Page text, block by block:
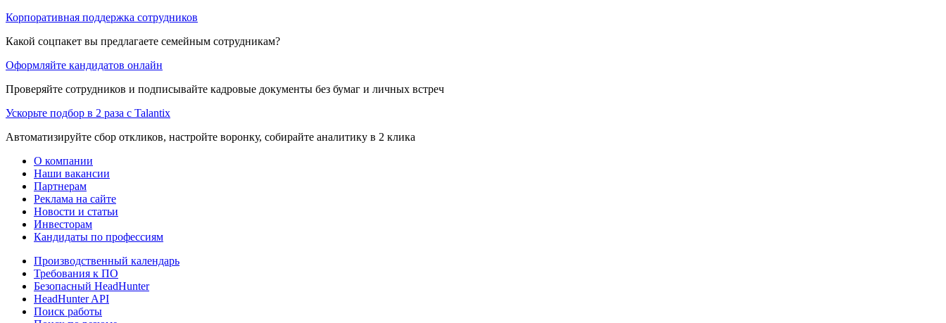
Корпоративная поддержка сотрудников
Какой соцпакет вы предлагаете семейным сотрудникам?
Оформляйте кандидатов онлайн
Проверяйте сотрудников и подписывайте кадровые документы без бумаг и личных встреч
Ускорьте подбор в 2 раза с Talantix
Автоматизируйте сбор откликов, настройте воронку, собирайте аналитику в 2 клика
О компании
Наши вакансии
Партнерам
Реклама на сайте
Новости и статьи
Инвесторам
Кандидаты по профессиям
Производственный календарь
Требования к ПО
Безопасный HeadHunter
HeadHunter API
Поиск работы